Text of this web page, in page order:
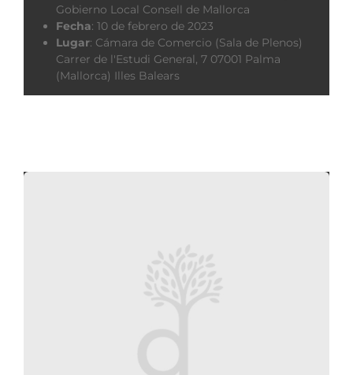
Gobierno Local Consell de Mallorca
Fecha: 10 de febrero de 2023
Lugar: Cámara de Comercio (Sala de Plenos)
Carrer de l'Estudi General, 7 07001 Palma
(Mallorca) Illes Balears